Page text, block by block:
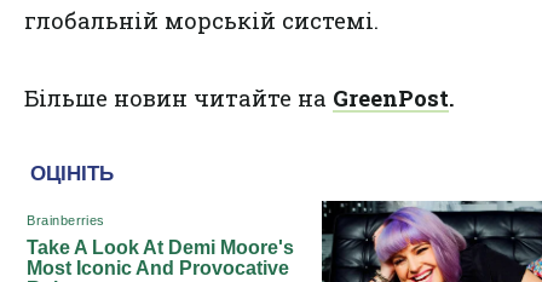
глобальній морській системі.
Більше новин читайте на GreenPost.